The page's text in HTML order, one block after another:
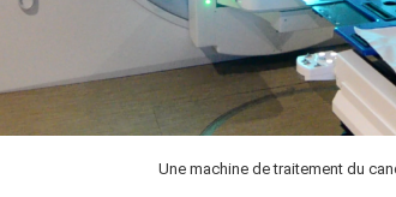
Une machine de traitement du